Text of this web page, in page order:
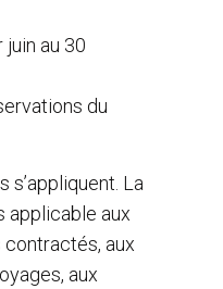
juin au 30
du
s’appliquent. La
applicable aux
aux
aux